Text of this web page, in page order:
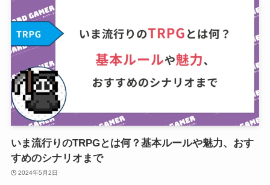
いま流行りのTRPGとは何？基本ルールや魅力、おす
すめのシナリオまで
2024年5月2日